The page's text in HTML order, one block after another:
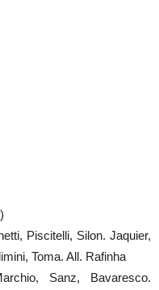
Piscitelli, Silon. Jaquier,
Toma. All. Rafinha
Sanz, Bavaresco.